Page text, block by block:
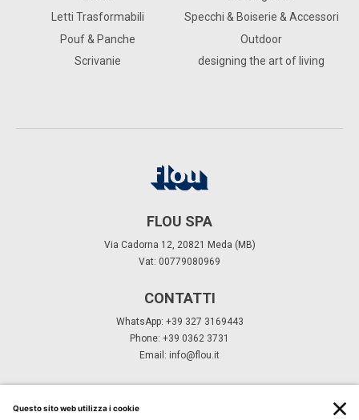
Letti Trasformabili
Pouf & Panche
Scrivanie
Specchi & Boiserie & Accessori
Outdoor
designing the art of living
FLOU SPA
Via Cadorna 12, 20821 Meda (MB)
Vat: 00779080969
CONTATTI
WhatsApp: +39 327 3169443
Phone: +39 0362 3731
Email: info@flou.it